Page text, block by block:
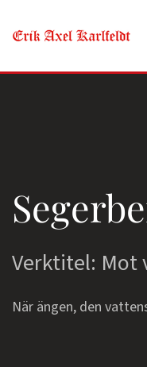
Skip to main
Verktitel: Mot
När ängen, den